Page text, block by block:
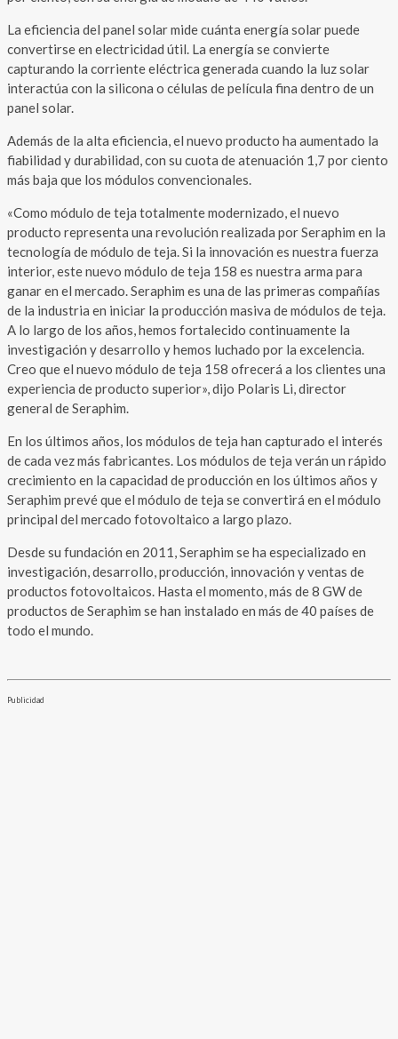
La eficiencia del panel solar mide cuánta energía solar puede
convertirse en electricidad útil. La energía se convierte
capturando la corriente eléctrica generada cuando la luz solar
interactúa con la silicona o células de película fina dentro de un
panel solar.
Además de la alta eficiencia, el nuevo producto ha aumentado la
fiabilidad y durabilidad, con su cuota de atenuación 1,7 por ciento
más baja que los módulos convencionales.
«Como módulo de teja totalmente modernizado, el nuevo
producto representa una revolución realizada por Seraphim en la
tecnología de módulo de teja. Si la innovación es nuestra fuerza
interior, este nuevo módulo de teja 158 es nuestra arma para
ganar en el mercado. Seraphim es una de las primeras compañías
de la industria en iniciar la producción masiva de módulos de teja.
A lo largo de los años, hemos fortalecido continuamente la
investigación y desarrollo y hemos luchado por la excelencia.
Creo que el nuevo módulo de teja 158 ofrecerá a los clientes una
experiencia de producto superior», dijo Polaris Li, director
general de Seraphim.
En los últimos años, los módulos de teja han capturado el interés
de cada vez más fabricantes. Los módulos de teja verán un rápido
crecimiento en la capacidad de producción en los últimos años y
Seraphim prevé que el módulo de teja se convertirá en el módulo
principal del mercado fotovoltaico a largo plazo.
Desde su fundación en 2011, Seraphim se ha especializado en
investigación, desarrollo, producción, innovación y ventas de
productos fotovoltaicos. Hasta el momento, más de 8 GW de
productos de Seraphim se han instalado en más de 40 países de
todo el mundo.
Publicidad